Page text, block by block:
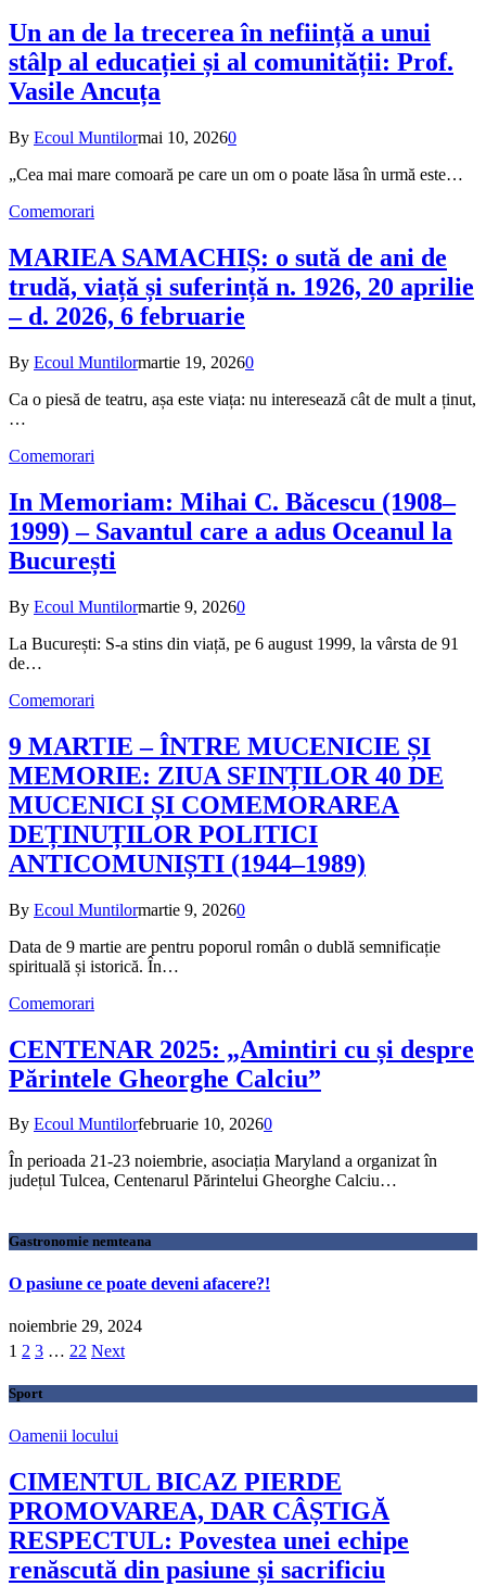
Un an de la trecerea în neființă a unui
stâlp al educației și al comunității: Prof.
Vasile Ancuța
By Ecoul Muntilormai 10, 20260
„Cea mai mare comoară pe care un om o poate lăsa în urmă este…
Comemorari
MARIEA SAMACHIȘ: o sută de ani de
trudă, viață și suferință n. 1926, 20 aprilie
– d. 2026, 6 februarie
By Ecoul Muntilormartie 19, 20260
Ca o piesă de teatru, așa este viața: nu interesează cât de mult a ținut,
…
Comemorari
In Memoriam: Mihai C. Băcescu (1908–
1999) – Savantul care a adus Oceanul la
București
By Ecoul Muntilormartie 9, 20260
La București: S-a stins din viață, pe 6 august 1999, la vârsta de 91
de…
Comemorari
9 MARTIE – ÎNTRE MUCENICIE ȘI
MEMORIE: ZIUA SFINȚILOR 40 DE
MUCENICI ȘI COMEMORAREA
DEȚINUȚILOR POLITICI
ANTICOMUNIȘTI (1944–1989)
By Ecoul Muntilormartie 9, 20260
Data de 9 martie are pentru poporul român o dublă semnificație
spirituală și istorică. În…
Comemorari
CENTENAR 2025: „Amintiri cu și despre
Părintele Gheorghe Calciu”
By Ecoul Muntilorfebruarie 10, 20260
În perioada 21-23 noiembrie, asociația Maryland a organizat în
județul Tulcea, Centenarul Părintelui Gheorghe Calciu…
Gastronomie nemteana
O pasiune ce poate deveni afacere?!
noiembrie 29, 2024
1 2 3 … 22 Next
Sport
Oamenii locului
CIMENTUL BICAZ PIERDE
PROMOVAREA, DAR CÂȘTIGĂ
RESPECTUL: Povestea unei echipe
renăscută din pasiune și sacrificiu